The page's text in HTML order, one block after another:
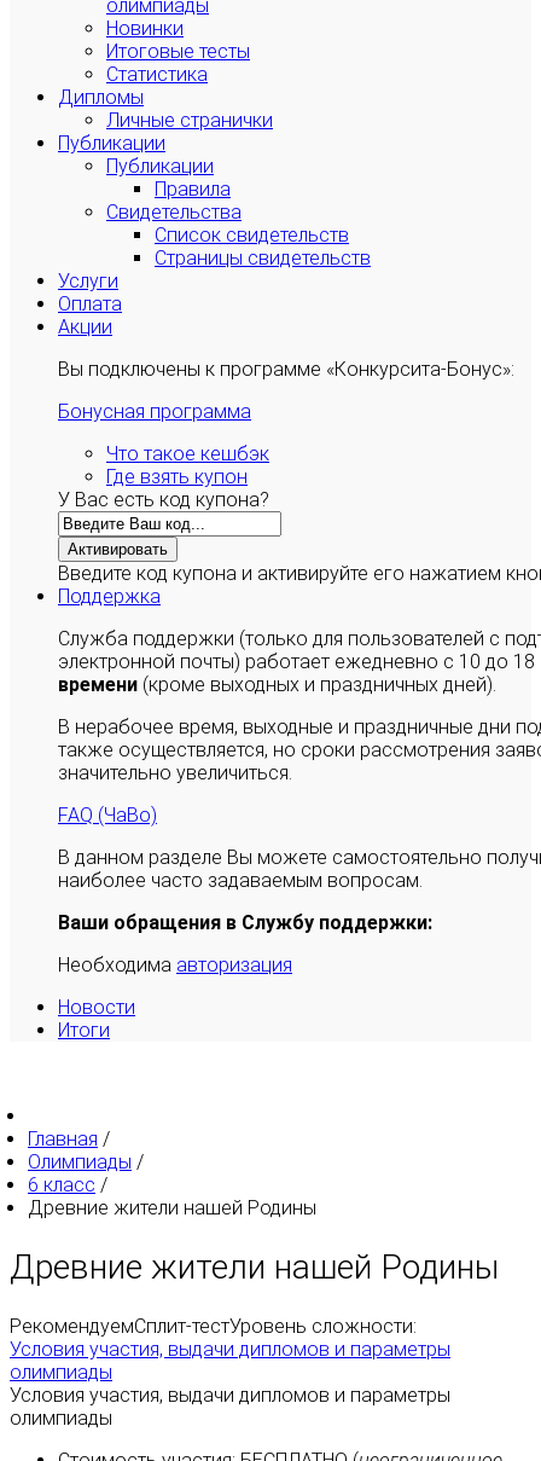
олимпиады
Новинки
Итоговые тесты
Статистика
Дипломы
Личные странички
Публикации
Публикации
Правила
Свидетельства
Список свидетельств
Страницы свидетельств
Услуги
Оплата
Акции
Вы подключены к программе «Конкурсита-Бонус»:
Бонусная программа
Что такое кешбэк
Где взять купон
У Вас есть код купона?
Активировать
Введите код купона и активируйте его нажатием
Поддержка
Служба поддержки (только для пользователей с
электронной почты) работает ежедневно с 10 до
времени (кроме выходных и праздничных дней).
В нерабочее время, выходные и праздничные дни
также осуществляется, но сроки рассмотрения
значительно увеличиться.
FAQ (ЧаВо)
В данном разделе Вы можете самостоятельно
наиболее часто задаваемым вопросам.
Ваши обращения в Службу поддержки:
Необходима авторизация
Новости
Итоги
Главная /
Олимпиады /
6 класс /
Древние жители нашей Родины
Древние жители нашей Родины
РекомендуемСплит-тестУровень сложности:
Условия участия, выдачи дипломов и параметры
олимпиады
Условия участия, выдачи дипломов и параметры
олимпиады